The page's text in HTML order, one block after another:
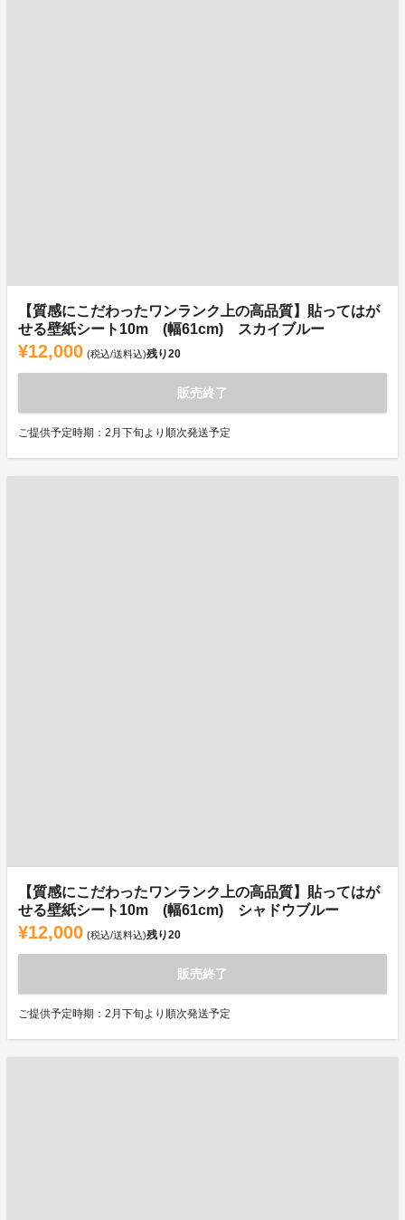
【質感にこだわったワンランク上の高品質】貼ってはが
せる壁紙シート10m (幅61cm) スカイブルー
¥12,000 (税込/送料込)残り20
販売終了
ご提供予定時期：2月下旬より順次発送予定
【質感にこだわったワンランク上の高品質】貼ってはが
せる壁紙シート10m (幅61cm) シャドウブルー
¥12,000 (税込/送料込)残り20
販売終了
ご提供予定時期：2月下旬より順次発送予定